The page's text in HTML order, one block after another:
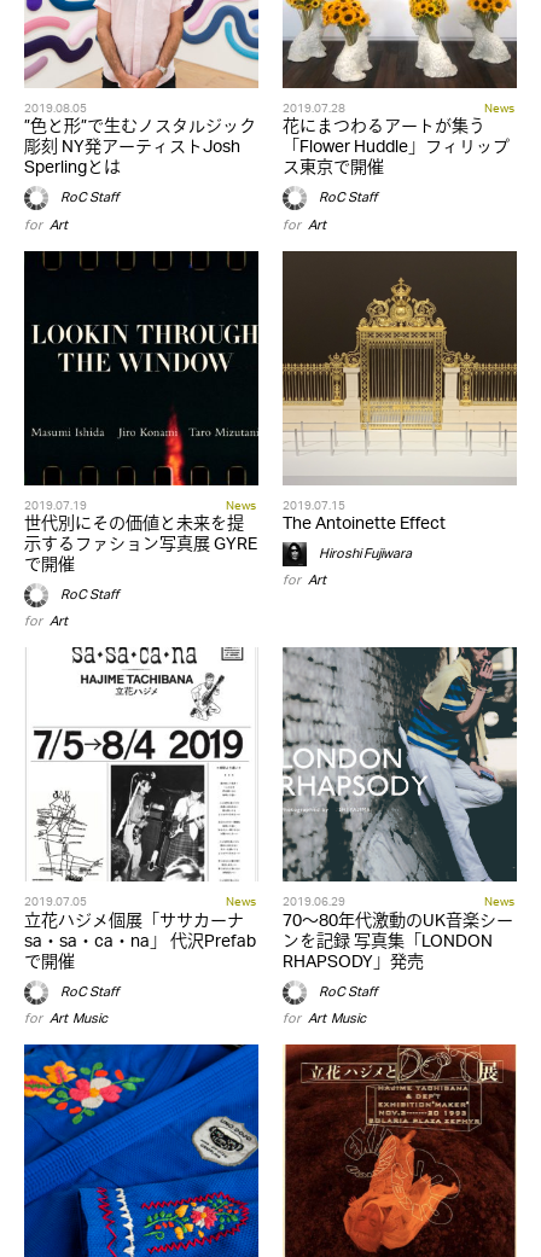
2019.08.05
”色と形”で生むノスタルジック
彫刻 NY発アーティストJosh
Sperlingとは
RoC Staff
for Art
2019.07.28 News
花にまつわるアートが集う
「Flower Huddle」フィリップ
ス東京で開催
RoC Staff
for Art
2019.07.19 News
世代別にその価値と未来を提
示するファション写真展 GYRE
で開催
RoC Staff
for Art
2019.07.15
The Antoinette Effect
Hiroshi Fujiwara
for Art
2019.07.05 News
立花ハジメ個展「ササカーナ
sa・sa・ca・na」 代沢Prefab
で開催
RoC Staff
for Art,Music
2019.06.29 News
70～80年代激動のUK音楽シー
ンを記録 写真集「LONDON
RHAPSODY」発売
RoC Staff
for Art,Music